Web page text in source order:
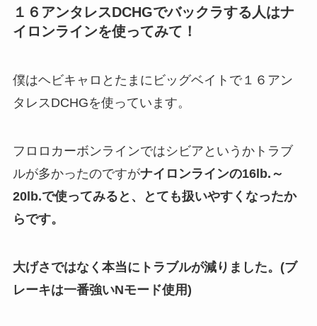
１６アンタレスDCHGでバックラする人はナ
イロンラインを使ってみて！
僕はヘビキャロとたまにビッグベイトで１６アン
タレスDCHGを使っています。
フロロカーボンラインではシビアというかトラブ
ルが多かったのですがナイロンラインの16lb.～
20lb.で使ってみると、とても扱いやすくなったか
らです。
大げさではなく本当にトラブルが減りました。(ブ
レーキは一番強いNモード使用)